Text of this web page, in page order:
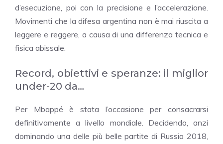
d’esecuzione, poi con la precisione e l’accelerazione.
Movimenti che la difesa argentina non è mai riuscita a
leggere e reggere, a causa di una differenza tecnica e
fisica abissale.
Record, obiettivi e speranze: il miglior
under-20 da…
Per Mbappé è stata l’occasione per consacrarsi
definitivamente a livello mondiale. Decidendo, anzi
dominando una delle più belle partite di Russia 2018,